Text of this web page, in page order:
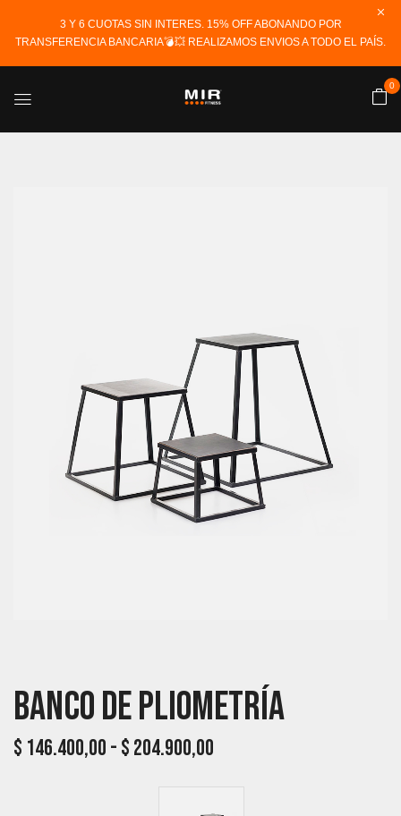
3 Y 6 CUOTAS SIN INTERES. 15% OFF ABONANDO POR
TRANSFERENCIA BANCARIA💣💥 REALIZAMOS ENVIOS A TODO EL PAÍS.
0
Banco De Pliometría
$ 146.400,00-$204.900,00